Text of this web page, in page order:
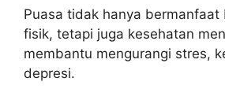
Puasa tidak hanya bermanfaat
fisik, tetapi juga kesehatan
membantu mengurangi stres,
depresi.